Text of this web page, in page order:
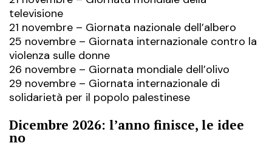
televisione
21 novembre – Giornata nazionale dell’albero
25 novembre – Giornata internazionale contro la
violenza sulle donne
26 novembre – Giornata mondiale dell’olivo
29 novembre – Giornata internazionale di
solidarietà per il popolo palestinese
Dicembre 2026: l’anno finisce, le idee
no